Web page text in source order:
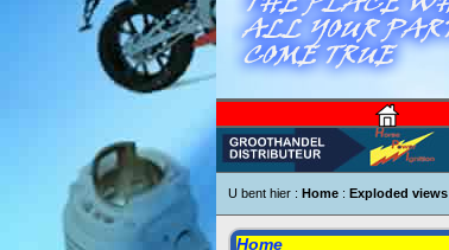
U bent hier : Home : Exploded views
Home